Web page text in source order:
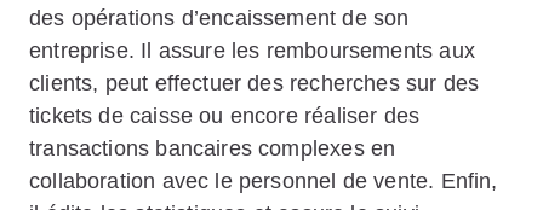
des opérations d’encaissement de son
entreprise. Il assure les remboursements aux
clients, peut effectuer des recherches sur des
tickets de caisse ou encore réaliser des
transactions bancaires complexes en
collaboration avec le personnel de vente. Enfin,